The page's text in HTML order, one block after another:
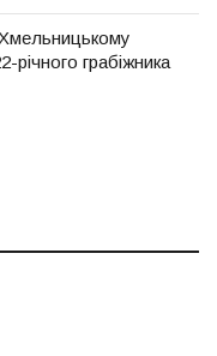
Хмельницькому
річного грабіжника